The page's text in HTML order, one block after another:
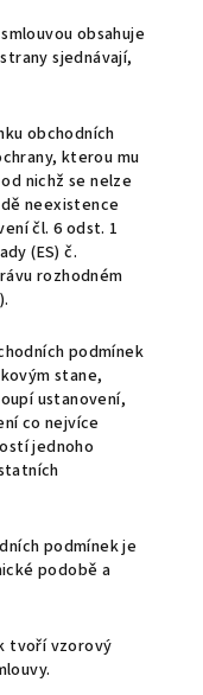
obsahuje
sjednávají,
obchodních
kterou mu
nichž se nelze
neexistence
čl. 6 odst. 1
(ES) č.
rozhodném
podmínek
stane,
ustanovení,
co nejvíce
jednoho
podmínek je
podobě a
tvoří vzorový